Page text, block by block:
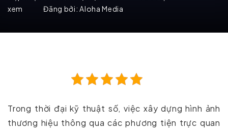
xem
Đăng bởi:Aloha Media
Trong thời đại kỹ thuật số, việc xây dựng hình ảnh
thương hiệu thông qua các phương tiện trực quan